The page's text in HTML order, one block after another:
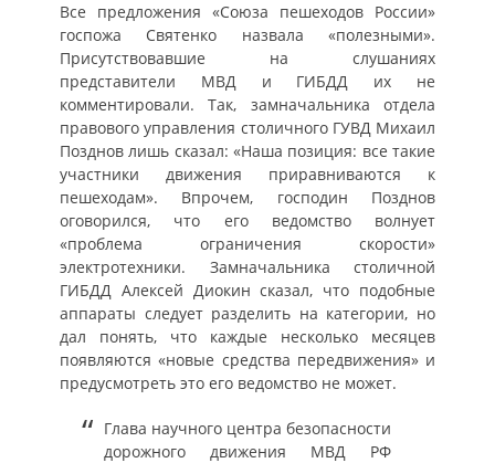
Все предложения «Союза пешеходов России»
госпожа Святенко назвала «полезными».
Присутствовавшие на слушаниях
представители МВД и ГИБДД их не
комментировали. Так, замначальника отдела
правового управления столичного ГУВД Михаил
Позднов лишь сказал: «Наша позиция: все такие
участники движения приравниваются к
пешеходам». Впрочем, господин Позднов
оговорился, что его ведомство волнует
«проблема ограничения скорости»
электротехники. Замначальника столичной
ГИБДД Алексей Диокин сказал, что подобные
аппараты следует разделить на категории, но
дал понять, что каждые несколько месяцев
появляются «новые средства передвижения» и
предусмотреть это его ведомство не может.
Глава научного центра безопасности
дорожного движения МВД РФ